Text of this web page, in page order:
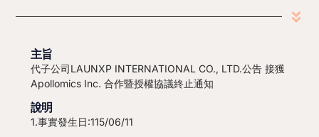
主旨
代子公司LAUNXP INTERNATIONAL CO., LTD.公告 接獲
Apollomics Inc. 合作暨授權協議終止通知
說明
1.事實發生日:115/06/11